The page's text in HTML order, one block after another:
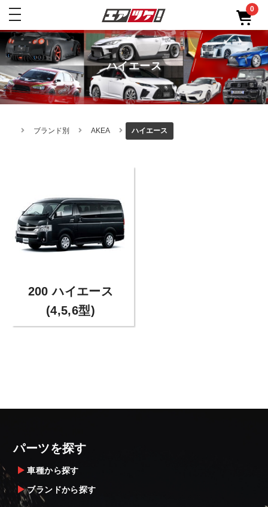
toggle
0
ハイエース
ブランド別 AKEA ハイエース
200 ハイエース
(4,5,6型)
パーツを探す
車種から探す
ブランドから探す